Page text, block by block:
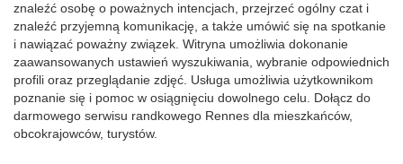
znaleźć osobę o poważnych intencjach, przejrzeć ogólny czat i
znaleźć przyjemną komunikację, a także umówić się na spotkanie
i nawiązać poważny związek. Witryna umożliwia dokonanie
zaawansowanych ustawień wyszukiwania, wybranie odpowiednich
profili oraz przeglądanie zdjęć. Usługa umożliwia użytkownikom
poznanie się i pomoc w osiągnięciu dowolnego celu. Dołącz do
darmowego serwisu randkowego Rennes dla mieszkańców,
obcokrajowców, turystów.